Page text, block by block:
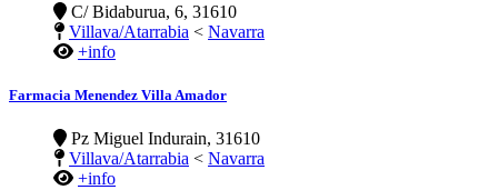
C/ Bidaburua, 6, 31610
Villava/Atarrabia < Navarra
+info
Farmacia Menendez Villa Amador
Pz Miguel Indurain, 31610
Villava/Atarrabia < Navarra
+info